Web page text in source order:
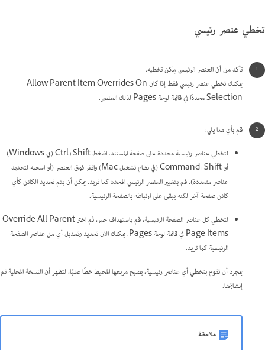
تخطي عنصر رئيسي
تأكد من أن العنصر الرئيسي يمكن تخطيه.
يمكنك تخطي عنصر رئيسي فقط إذا كان Allow Parent Item Overrides On
Selection محددًا في قائمة لوحة Pages لذلك العنصر.
قم بأي مما يلي:
لتخطي عناصر رئيسية محددة على صفحة المستند، اضغط Ctrl+Shift (في Windows)
أو Command+Shift (في نظام تشغيل Mac) وانقر فوق العنصر (أو اسحبه لتحديد
عناصر متعددة). قم بتغيير العنصر الرئيسي المحدد كما تريد. يمكن أن يتم تحديد الكائن كأي
كائن صفحة آخر لكنه يبقى على ارتباطه بالصفحة الرئيسية.
لتخطي كل عناصر الصفحة الرئيسية، قم باستهداف حيز، ثم اختر Override All Parent
Page Items في قائمة لوحة Pages. يمكنك الآن تحديد وتعديل أي من عناصر الصفحة
الرئيسية كما تريد.
بمجرد أن تقوم بتخطي أي عناصر رئيسية، يصبح مربعها المحيط خطًا صلبًا، لتظهر أن النسخة المحلية تم
إنشاؤها.
ملاحظة